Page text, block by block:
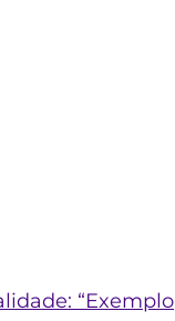
“Exemplo